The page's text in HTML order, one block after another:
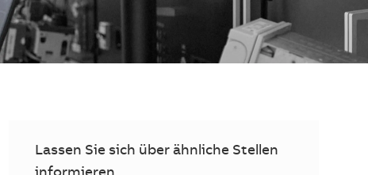
Lassen Sie sich über ähnliche Stellen